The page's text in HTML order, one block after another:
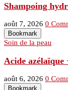
Shampoing
août 7, 2026 0
Bookmark
Soin de la peau
Acide azélaïque
août 6, 2026 0
Bookmark